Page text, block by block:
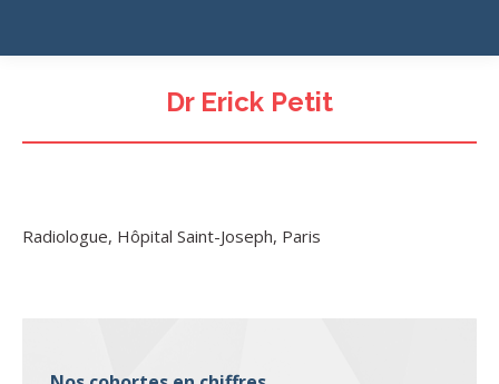
Dr Erick Petit
Radiologue, Hôpital Saint-Joseph, Paris